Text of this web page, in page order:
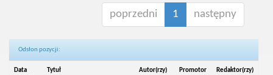
poprzedni 1 następny
Odsłon pozycji:
Data
Tytuł Autor(rzy) Promotor Redaktor(rzy)